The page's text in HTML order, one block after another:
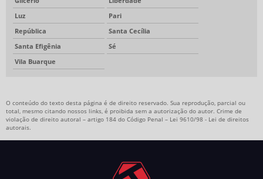
Luz
Pari
República
Santa Cecília
Santa Efigênia
Sé
Vila Buarque
O conteúdo do texto desta página é de direito reservado. Sua reprodução, parcial ou
total, mesmo citando nossos links, é proibida sem a autorização do autor. Crime de
violação de direito autoral – artigo 184 do Código Penal – Lei 9610/98 - Lei de direitos
autorais.